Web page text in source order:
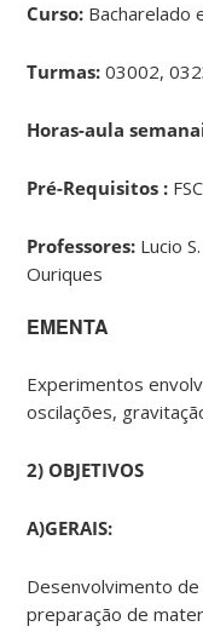
Curso: Bacharelado
Turmas: 03002,
Horas-aula
Pré-Requisitos :
Professores: Lucio
Ouriques
EMENTA
Experimentos
oscilações,
2) OBJETIVOS
A)GERAIS:
Desenvolvimento
preparação de